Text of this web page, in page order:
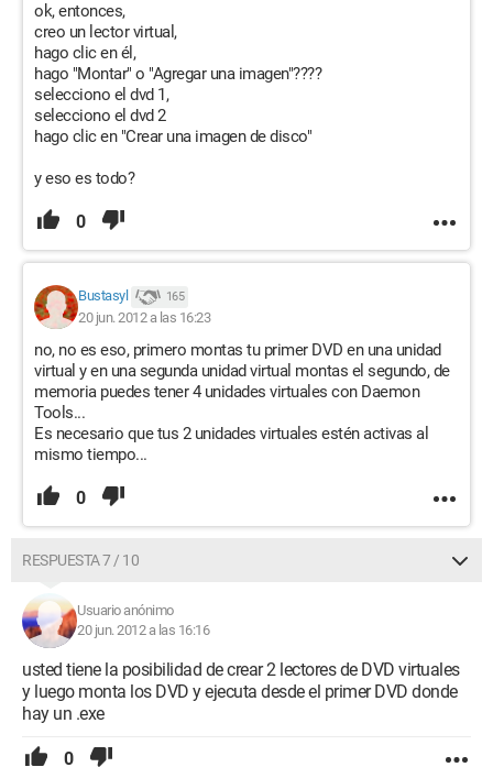
ok, entonces,
creo un lector virtual,
hago clic en él,
hago "Montar" o "Agregar una imagen"????
selecciono el dvd 1,
selecciono el dvd 2
hago clic en "Crear una imagen de disco"
y eso es todo?
0
Bustasyl 165
20 jun. 2012 a las 16:23
no, no es eso, primero montas tu primer DVD en una unidad
virtual y en una segunda unidad virtual montas el segundo, de
memoria puedes tener 4 unidades virtuales con Daemon
Tools...
Es necesario que tus 2 unidades virtuales estén activas al
mismo tiempo...
0
RESPUESTA 7 / 10
Usuario anónimo
20 jun. 2012 a las 16:16
usted tiene la posibilidad de crear 2 lectores de DVD virtuales
y luego monta los DVD y ejecuta desde el primer DVD donde
hay un .exe
0